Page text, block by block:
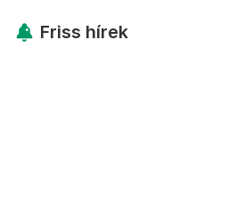
Friss hírek